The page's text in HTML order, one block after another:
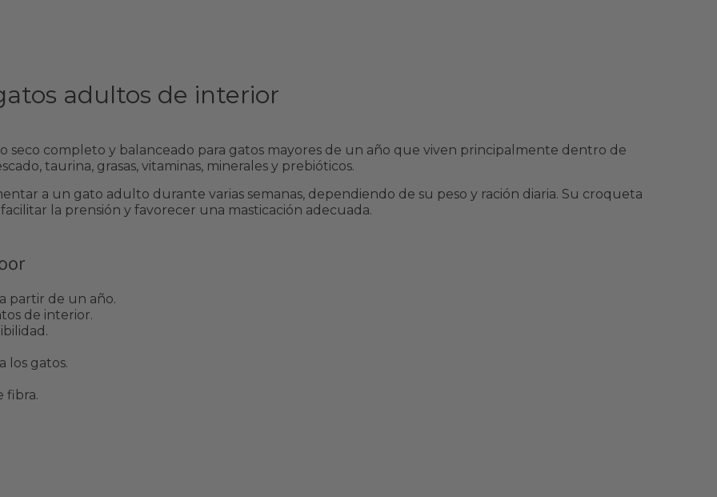
adultos de interior
seco completo y balanceado para gatos mayores de un año que viven principalmente dentro de
taurina, grasas, vitaminas, minerales y prebióticos.
a un gato adulto durante varias semanas, dependiendo de su peso y ración diaria. Su croqueta
la prensión y favorecer una masticación adecuada.
partir de un año.
de interior.
los gatos.
fibra.